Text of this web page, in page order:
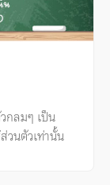
กลมๆ เป็น
วนตัวเท่านั้น